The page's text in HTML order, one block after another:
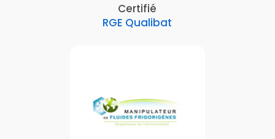
Certifié
RGE Qualibat